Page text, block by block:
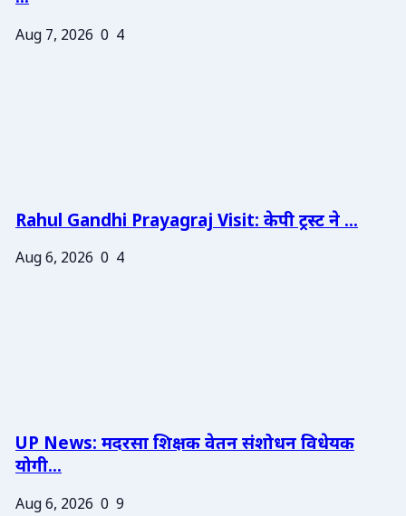
Aug 7, 2026 0 4
Rahul Gandhi Prayagraj Visit: केपी ट्रस्ट ने ...
Aug 6, 2026 0 4
UP News: मदरसा शिक्षक वेतन संशोधन विधेयक
योगी...
Aug 6, 2026 0 9